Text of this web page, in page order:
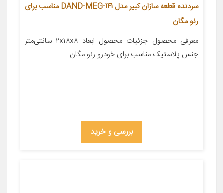
سردنده قطعه سازان کبیر مدل DAND-MEG-141 مناسب برای
رنو مگان
معرفی محصول جزئیات محصول ابعاد ۲x۱۸x۸ سانتی‌متر
جنس پلاستیک مناسب برای خودرو رنو مگان
بررسی و خرید